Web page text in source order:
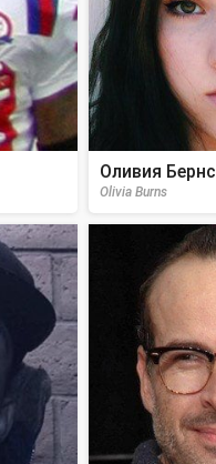
Оливия Бернс
Olivia Burns